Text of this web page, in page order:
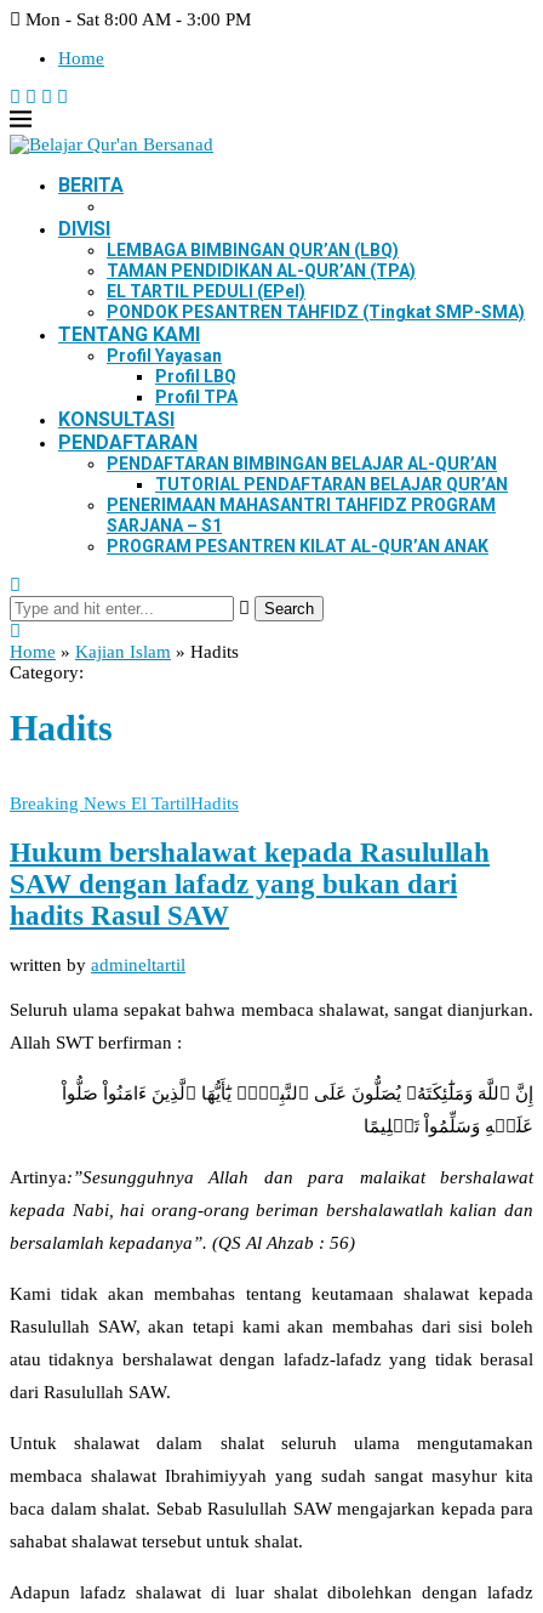
Mon - Sat 8:00 AM - 3:00 PM
Home
BERITA
DIVISI
LEMBAGA BIMBINGAN QUR’AN (LBQ)
TAMAN PENDIDIKAN AL-QUR’AN (TPA)
EL TARTIL PEDULI (EPel)
PONDOK PESANTREN TAHFIDZ (Tingkat SMP-SMA)
TENTANG KAMI
Profil Yayasan
Profil LBQ
Profil TPA
KONSULTASI
PENDAFTARAN
PENDAFTARAN BIMBINGAN BELAJAR AL-QUR’AN
TUTORIAL PENDAFTARAN BELAJAR QUR’AN
PENERIMAAN MAHASANTRI TAHFIDZ PROGRAM
SARJANA – S1
PROGRAM PESANTREN KILAT AL-QUR’AN ANAK
Search
Home » Kajian Islam » Hadits
Category:
Hadits
Breaking News El TartilHadits
Hukum bershalawat kepada Rasulullah
SAW dengan lafadz yang bukan dari
hadits Rasul SAW
written by admineltartil
Seluruh ulama sepakat bahwa membaca shalawat, sangat dianjurkan.
Allah SWT berfirman :
إِنَّ ٱللَّهَ وَمَلَٰٓئِكَتَهُۥ يُصَلُّونَ عَلَى ٱلنَّبِيِّۚ يَٰٓأَيُّهَا ٱلَّذِينَ ءَامَنُواْ صَلُّواْ
عَلَيۡهِ وَسَلِّمُواْ تَسۡلِيمًا
Artinya:”Sesungguhnya Allah dan para malaikat bershalawat
kepada Nabi, hai orang-orang beriman bershalawatlah kalian dan
bersalamlah kepadanya”. (QS Al Ahzab : 56)
Kami tidak akan membahas tentang keutamaan shalawat kepada
Rasulullah SAW, akan tetapi kami akan membahas dari sisi boleh
atau tidaknya bershalawat dengan lafadz-lafadz yang tidak berasal
dari Rasulullah SAW.
Untuk shalawat dalam shalat seluruh ulama mengutamakan
membaca shalawat Ibrahimiyyah yang sudah sangat masyhur kita
baca dalam shalat. Sebab Rasulullah SAW mengajarkan kepada para
sahabat shalawat tersebut untuk shalat.
Adapun lafadz shalawat di luar shalat dibolehkan dengan lafadz